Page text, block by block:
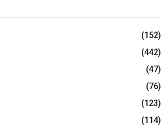
(152)
(442)
(47)
(76)
(123)
(114)